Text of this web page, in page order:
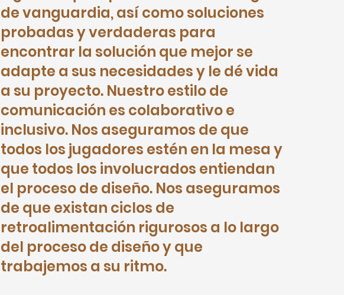
de vanguardia, así como soluciones
probadas y verdaderas para
encontrar la solución que mejor se
adapte a sus necesidades y le dé vida
a su proyecto. Nuestro estilo de
comunicación es colaborativo e
inclusivo. Nos aseguramos de que
todos los jugadores estén en la mesa y
que todos los involucrados entiendan
el proceso de diseño. Nos aseguramos
de que existan ciclos de
retroalimentación rigurosos a lo largo
del proceso de diseño y que
trabajemos a su ritmo.